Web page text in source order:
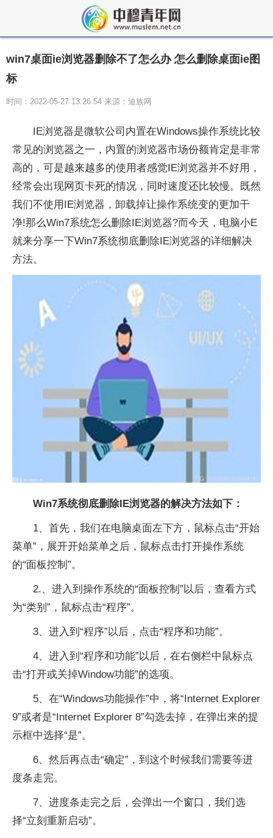
win7桌面ie浏览器删除不了怎么办 怎么删除桌面ie图
标
时间：2022-05-27 13:26:54 来源：迪族网
IE浏览器是微软公司内置在Windows操作系统比较
常见的浏览器之一，内置的浏览器市场份额肯定是非常
高的，可是越来越多的使用者感觉IE浏览器并不好用，
经常会出现网页卡死的情况，同时速度还比较慢。既然
我们不使用IE浏览器，卸载掉让操作系统变的更加干
净!那么Win7系统怎么删除IE浏览器?而今天，电脑小E
就来分享一下Win7系统彻底删除IE浏览器的详细解决
方法。
Win7系统彻底删除IE浏览器的解决方法如下：
1、首先，我们在电脑桌面左下方，鼠标点击“开始
菜单”，展开开始菜单之后，鼠标点击打开操作系统
的“面板控制”。
2.、进入到操作系统的“面板控制”以后，查看方式
为“类别”，鼠标点击“程序”。
3、进入到“程序”以后，点击“程序和功能”。
4、进入到“程序和功能”以后，在右侧栏中鼠标点
击“打开或关掉Window功能”的选项。
5、在“Windows功能操作”中，将“Internet Explorer
9”或者是“Internet Explorer 8”勾选去掉，在弹出来的提
示框中选择“是”。
6、然后再点击“确定”，到这个时候我们需要等进
度条走完。
7、进度条走完之后，会弹出一个窗口，我们选
择“立刻重新启动”。